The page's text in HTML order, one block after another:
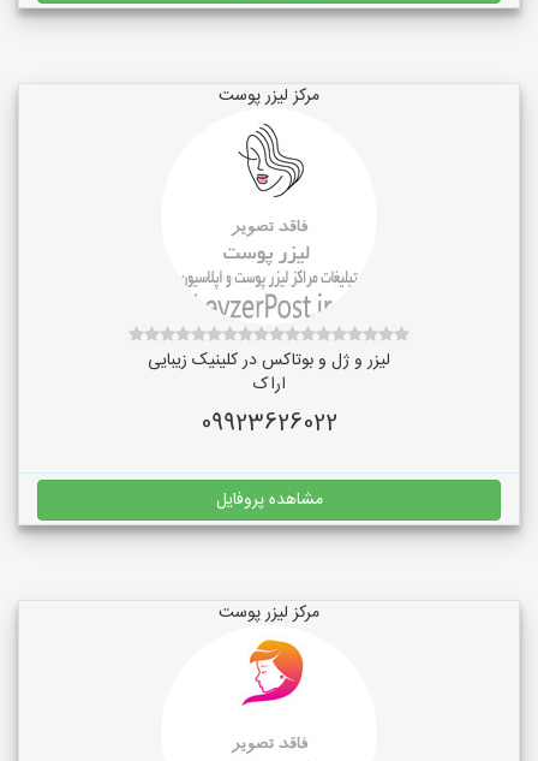
مرکز لیزر پوست
لیزر و ژل و بوتاکس در کلینیک زیبایی
اراک
09923626022
مشاهده پروفایل
مرکز لیزر پوست